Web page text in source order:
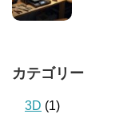
カテゴリー
3D (1)